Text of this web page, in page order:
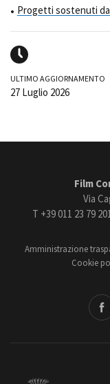
Progetti sostenuti dal
ULTIMO AGGIORNAMENTO
27 Luglio 2026
Film
Via
T +39 011 23 79
Amministrazione
Cookie